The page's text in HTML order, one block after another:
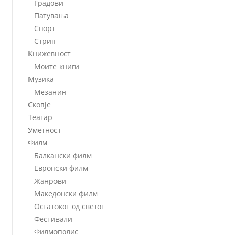
Градови
Патувања
Спорт
Стрип
Книжевност
Моите книги
Музика
Мезанин
Скопје
Театар
Уметност
Филм
Балкански филм
Европски филм
Жанрови
Македонски филм
Остатокот од светот
Фестивали
Филмополис